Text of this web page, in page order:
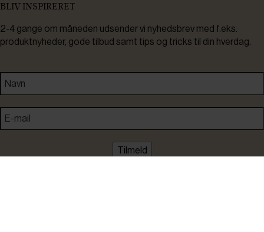
BLIV INSPIRERET
2-4 gange om måneden udsender vi nyhedsbrev med f.eks.
produktnyheder, gode tilbud samt tips og tricks til din hverdag.
Tilmeld